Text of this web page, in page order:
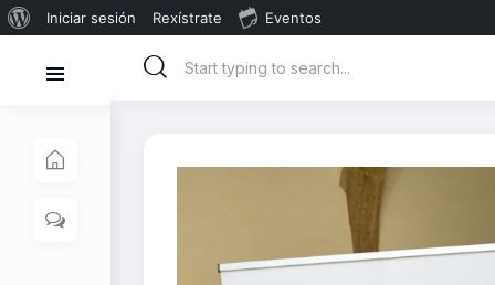
Iniciar sesión Rexístrate Eventos